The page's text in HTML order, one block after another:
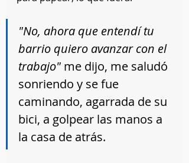
"No, ahora que entendí tu
barrio quiero avanzar con el
trabajo" me dijo, me saludó
sonriendo y se fue
caminando, agarrada de su
bici, a golpear las manos a
la casa de atrás.